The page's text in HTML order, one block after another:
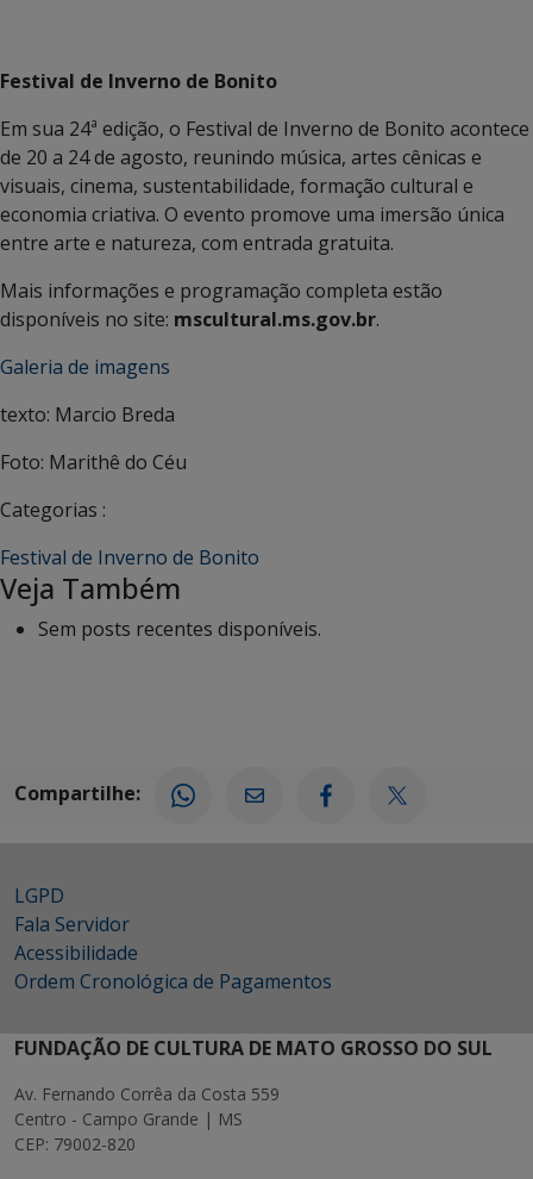
Festival de Inverno de Bonito
Em sua 24ª edição, o Festival de Inverno de Bonito acontece
de 20 a 24 de agosto, reunindo música, artes cênicas e
visuais, cinema, sustentabilidade, formação cultural e
economia criativa. O evento promove uma imersão única
entre arte e natureza, com entrada gratuita.
Mais informações e programação completa estão
disponíveis no site: mscultural.ms.gov.br.
Galeria de imagens
texto: Marcio Breda
Foto: Marithê do Céu
Categorias :
Festival de Inverno de Bonito
Veja Também
Sem posts recentes disponíveis.
Compartilhe:
LGPD
Fala Servidor
Acessibilidade
Ordem Cronológica de Pagamentos
FUNDAÇÃO DE CULTURA DE MATO GROSSO DO SUL
Av. Fernando Corrêa da Costa 559
Centro - Campo Grande | MS
CEP: 79002-820